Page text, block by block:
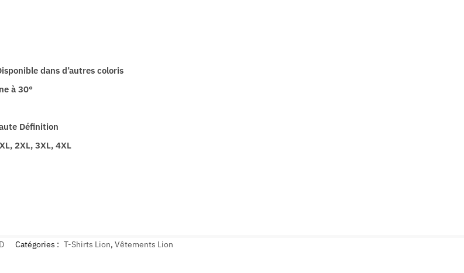
dans d’autres coloris
à 30°
Définition
2XL, 3XL, 4XL
Catégories : T-Shirts Lion, Vêtements Lion